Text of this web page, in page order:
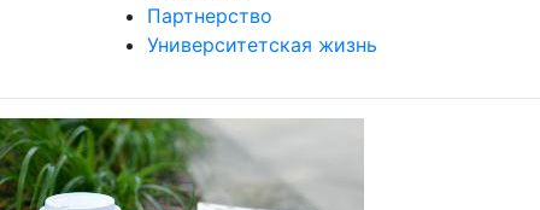
Партнерство
Университетская жизнь